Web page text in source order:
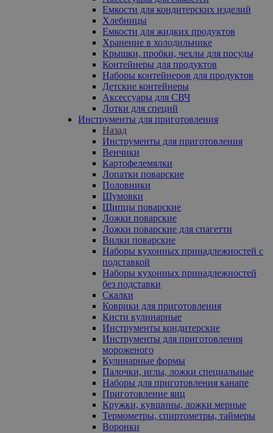
Емкости для кондитерских изделий
Хлебницы
Емкости для жидких продуктов
Хранение в холодильнике
Крышки, пробки, чехлы для посуды
Контейнеры для продуктов
Наборы контейнеров для продуктов
Детские контейнеры
Аксессуары для СВЧ
Лотки для специй
Инструменты для приготовления
Назад
Инструменты для приготовления
Венчики
Картофелемялки
Лопатки поварские
Половники
Шумовки
Щипцы поварские
Ложки поварские
Ложки поварские для спагетти
Вилки поварские
Наборы кухонных принадлежностей с
подставкой
Наборы кухонных принадлежностей
без подставки
Скалки
Коврики для приготовления
Кисти кулинарные
Инструменты кондитерские
Инструменты для приготовления
мороженого
Кулинарные формы
Палочки, иглы, ложки специальные
Наборы для приготовления канапе
Приготовление яиц
Кружки, кувшины, ложки мерные
Термометры, спиртометры, таймеры
Воронки